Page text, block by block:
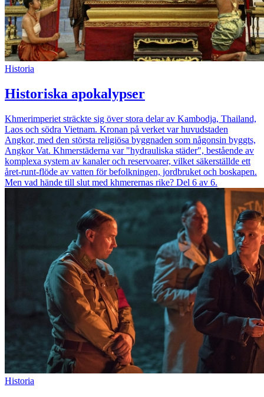
Historia
Historiska apokalypser
Khmerimperiet sträckte sig över stora delar av Kambodja, Thailand,
Laos och södra Vietnam. Kronan på verket var huvudstaden
Angkor, med den största religiösa byggnaden som någonsin byggts,
Angkor Vat. Khmerstäderna var "hydrauliska städer", bestående av
komplexa system av kanaler och reservoarer, vilket säkerställde ett
året-runt-flöde av vatten för befolkningen, jordbruket och boskapen.
Men vad hände till slut med khmerernas rike? Del 6 av 6.
Historia